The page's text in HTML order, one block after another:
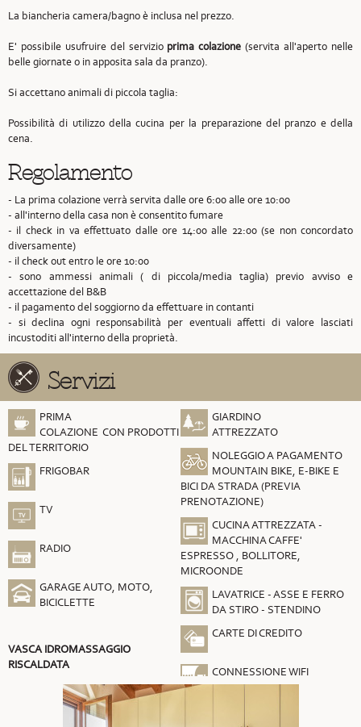
La biancheria camera/bagno è inclusa nel prezzo.
E' possibile usufruire del servizio prima colazione (servita all'aperto nelle
belle giornate o in apposita sala da pranzo).
Si accettano animali di piccola taglia:
Possibilità di utilizzo della cucina per la preparazione del pranzo e della
cena.
Regolamento
- La prima colazione verrà servita dalle ore 6:00 alle ore 10:00
- all'interno della casa non è consentito fumare
- il check in va effettuato dalle ore 14:00 alle 22:00 (se non concordato
diversamente)
- il check out entro le ore 10:00
- sono ammessi animali ( di piccola/media taglia) previo avviso e
accettazione del B&B
- il pagamento del soggiorno da effettuare in contanti
- si declina ogni responsabilità per eventuali affetti di valore lasciati
incustoditi all'interno della proprietà.
Servizi
PRIMA
COLAZIONE CON PRODOTTI
DEL TERRITORIO
FRIGOBAR
TV
RADIO
GARAGE AUTO, MOTO,
BICICLETTE
VASCA IDROMASSAGGIO
RISCALDATA
GIARDINO
ATTREZZATO
NOLEGGIO A PAGAMENTO
MOUNTAIN BIKE, E-BIKE E
BICI DA STRADA (PREVIA
PRENOTAZIONE)
CUCINA ATTREZZATA -
MACCHINA CAFFE'
ESPRESSO , BOLLITORE,
MICROONDE
LAVATRICE - ASSE E FERRO
DA STIRO - STENDINO
CARTE DI CREDITO
CONNESSIONE WIFI
GRATUITA